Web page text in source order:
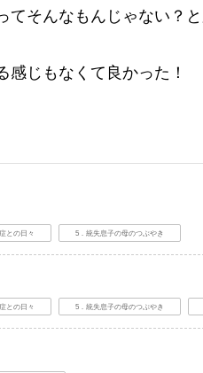
てそんなもんじゃない？
感じもなくて良かった！
との日々 5．統失息子の母のつぶやき
との日々 5．統失息子の母のつぶやき